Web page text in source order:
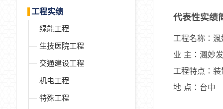
工程实绩
绿能工程
生技医院工程
交通建设工程
机电工程
特殊工程
代表性实绩
工程名称：
业 主：渢妙
工程特点：
地 点：台中